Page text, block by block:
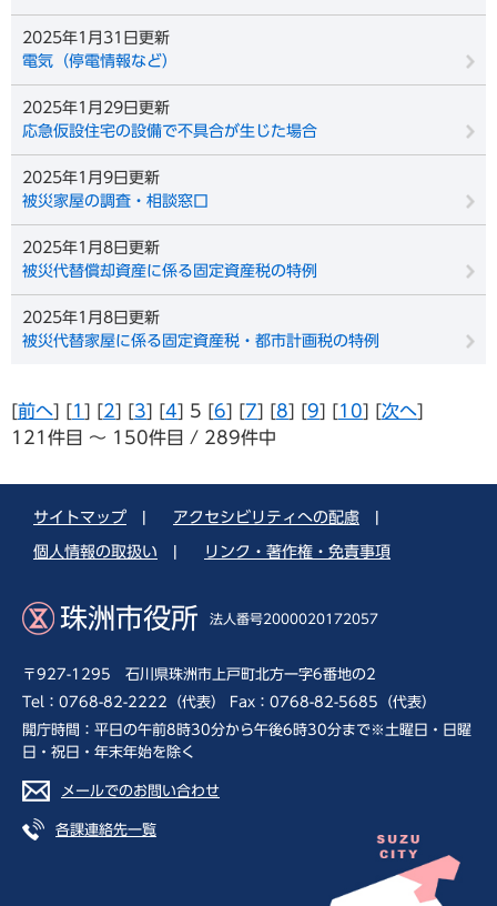
2025年1月31日更新
電気（停電情報など）
2025年1月29日更新
応急仮設住宅の設備で不具合が生じた場合
2025年1月9日更新
被災家屋の調査・相談窓口
2025年1月8日更新
被災代替償却資産に係る固定資産税の特例
2025年1月8日更新
被災代替家屋に係る固定資産税・都市計画税の特例
[前へ] [1 ] [2] [3] [4] 5 [6] [7] [8] [9] [10] [次へ]
121件目 ～ 150件目 / 289件中
サイトマップ アクセシビリティへの配慮
個人情報の取扱い リンク・著作権・免責事項
珠洲市役所 法人番号2000020172057
〒927-1295 石川県珠洲市上戸町北方一字6番地の2
Tel：0768-82-2222（代表） Fax：0768-82-5685（代表）
開庁時間：平日の午前8時30分から午後6時30分まで※土曜日・日曜
日・祝日・年末年始を除く
メールでのお問い合わせ
各課連絡先一覧